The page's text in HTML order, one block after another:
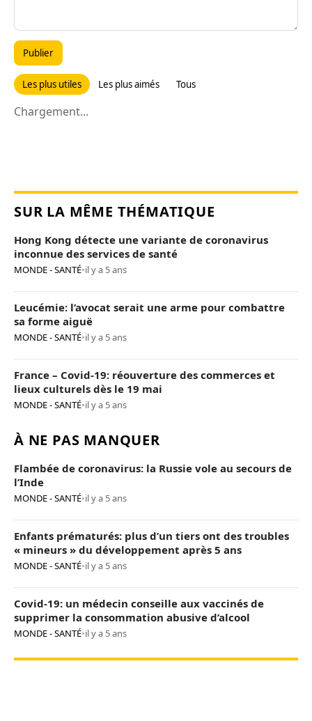
Publier
Les plus utiles Les plus aimés Tous
Chargement...
SUR LA MÊME THÉMATIQUE
Hong Kong détecte une variante de coronavirus
inconnue des services de santé
MONDE - SANTÉ•il y a 5 ans
Leucémie: l’avocat serait une arme pour combattre
sa forme aiguë
MONDE - SANTÉ•il y a 5 ans
France – Covid-19: réouverture des commerces et
lieux culturels dès le 19 mai
MONDE - SANTÉ•il y a 5 ans
À NE PAS MANQUER
Flambée de coronavirus: la Russie vole au secours de
l’Inde
MONDE - SANTÉ•il y a 5 ans
Enfants prématurés: plus d’un tiers ont des troubles
« mineurs » du développement après 5 ans
MONDE - SANTÉ•il y a 5 ans
Covid-19: un médecin conseille aux vaccinés de
supprimer la consommation abusive d’alcool
MONDE - SANTÉ•il y a 5 ans